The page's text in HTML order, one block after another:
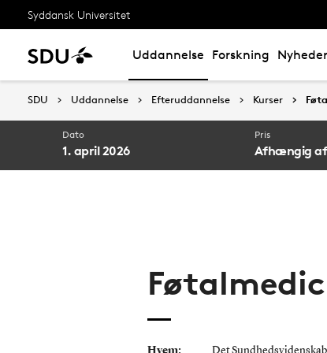
Syddansk Universitet
Uddannelse Forskning Nyheder
SDU Uddannelse Efteruddannelse Kurser
Dato
1. april 2026
Pris
Afhængig
Hvem:
Det